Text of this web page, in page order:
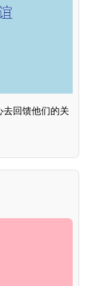
去回馈他们的关